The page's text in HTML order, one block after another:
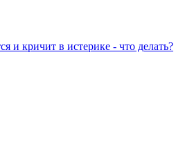
и кричит в истерике - что делать?